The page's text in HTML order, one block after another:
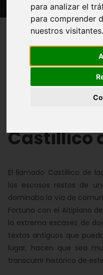
para analizar el
para comprender
nuestros visitantes.
Región de Murcia Digital
Castillico
El llamado Castillico de
los escasos restos de
dominaba la vía de
Fortuna con el Altiplano
la extrema escasez de
textos antiguos que
lugar, hacen que sea
transcurrir histórico de